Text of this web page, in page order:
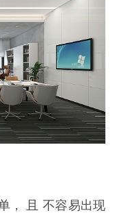
， 且 不容易出现